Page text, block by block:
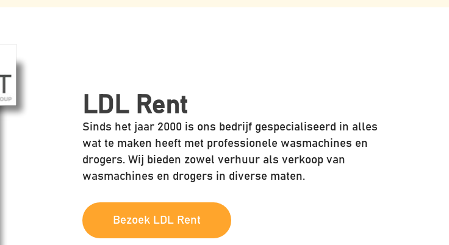
LDL Rent
Sinds het jaar 2000 is ons bedrijf gespecialiseerd in alles
wat te maken heeft met professionele wasmachines en
drogers. Wij bieden zowel verhuur als verkoop van
wasmachines en drogers in diverse maten.
Bezoek LDL Rent